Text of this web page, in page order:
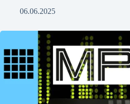
06.06.2025